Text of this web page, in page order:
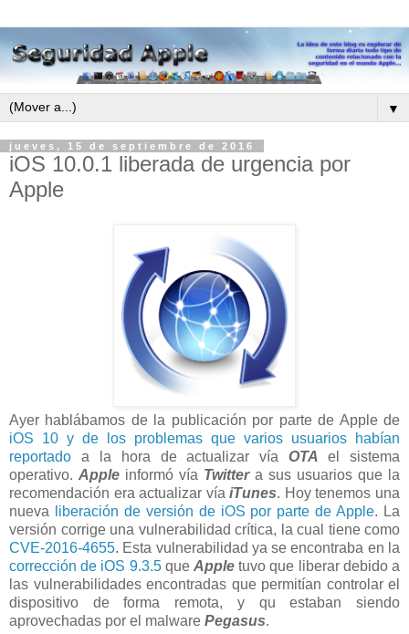
▼
jueves, 15 de septiembre de 2016
iOS 10.0.1 liberada de urgencia por
Apple
Ayer hablábamos de la publicación por parte de Apple de
iOS 10 y de los problemas que varios usuarios habían
reportado a la hora de actualizar víaOTAel sistema
operativo. Apple informó vía Twittera sus usuarios que la
recomendación era actualizar víaiTunes. Hoy tenemos una
nueva
liberación de versión de iOS por parte de Apple. La
versión corrige una vulnerabilidad crítica, la cual tiene como
CVE-2016-4655. Esta vulnerabilidad ya se encontraba en la
corrección de iOS 9.3.5queApple tuvo que liberar debido a
las vulnerabilidades encontradas que permitían controlar el
dispositivo de forma remota, y qu estaban siendo
aprovechadas por el malware Pegasus.